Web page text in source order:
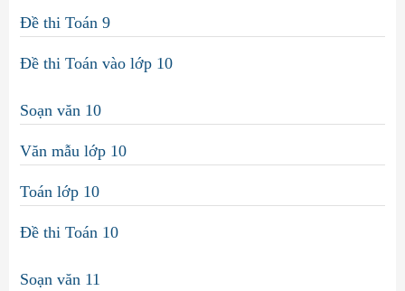
Đề thi Toán 9
Đề thi Toán vào lớp 10
Soạn văn 10
Văn mẫu lớp 10
Toán lớp 10
Đề thi Toán 10
Soạn văn 11